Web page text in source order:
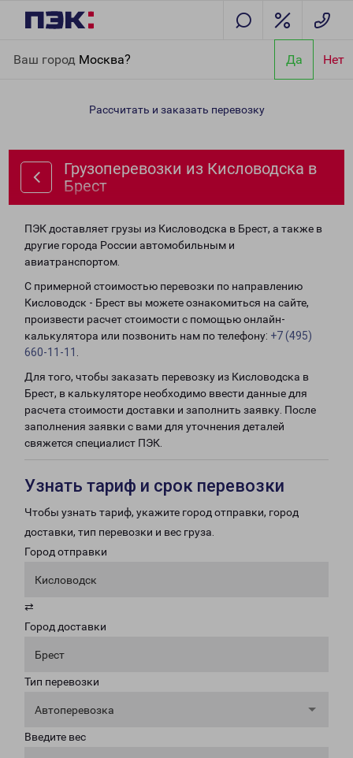
Ваш город Москва? Да Нет
Брест
Рассчитать и заказать перевозку
Грузоперевозки из Кисловодска в
Брест
ПЭК доставляет грузы из Кисловодска в Брест, а также в
другие города России автомобильным и
авиатранспортом.
С примерной стоимостью перевозки по направлению
Кисловодск - Брест вы можете ознакомиться на сайте,
произвести расчет стоимости с помощью онлайн-
калькулятора или позвонить нам по телефону: +7 (495)
660-11-11
Для того, чтобы заказать перевозку из Кисловодска в
Брест, в калькуляторе необходимо ввести данные для
расчета стоимости доставки и заполнить заявку. После
заполнения заявки с вами для уточнения деталей
свяжется специалист ПЭК.
Узнать тариф и срок перевозки
Чтобы узнать тариф, укажите город отправки, город
доставки, тип перевозки и вес груза.
Город отправки
Кисловодск
⇄
Город доставки
Брест
Тип перевозки
Автоперевозка
Введите вес